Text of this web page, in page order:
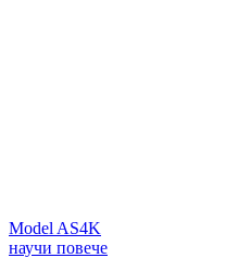
Model AS4K
научи повече